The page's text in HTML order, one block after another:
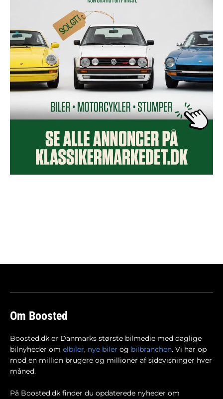
Om Boosted
Boosted.dk er Danmarks største bilmedie med daglige
bilnyheder om elbiler, nye biler og bilbranchen. Vi har op
mod en million brugere og millioner af sidevisninger hver
måned.
På Boosted.dk finder du opdaterede nyheder om